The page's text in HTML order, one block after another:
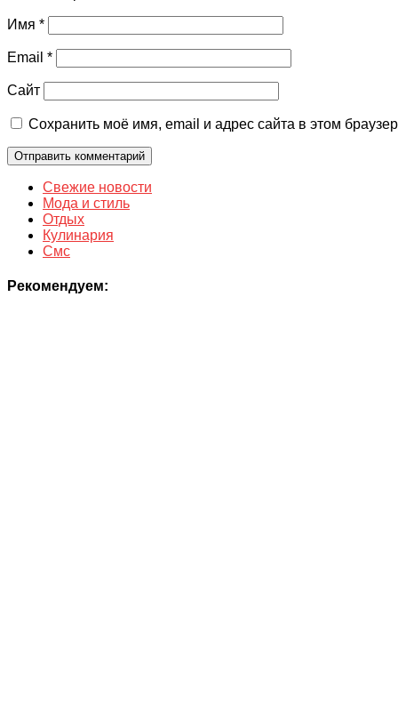
Имя *
Email *
Сайт
Сохранить моё имя, email и адрес сайта в этом
Свежие новости
Мода и стиль
Отдых
Кулинария
Смс
Рекомендуем: